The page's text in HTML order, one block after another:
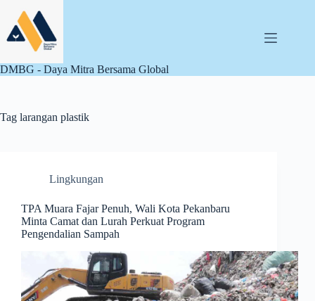
content
DMBG - Daya Mitra Bersama Global
Tag larangan plastik
Lingkungan
TPA Muara Fajar Penuh, Wali Kota Pekanbaru
Minta Camat dan Lurah Perkuat Program
Pengendalian Sampah